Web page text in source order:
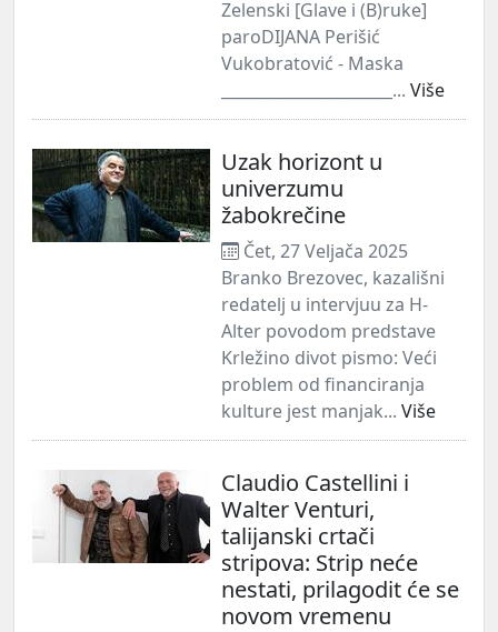
Zelenski [Glave i (B)ruke]
paroDIJANA Perišić
Vukobratović - Maska
______________________... Više
Uzak horizont u
univerzumu
žabokrečine
Čet, 27 Veljača 2025
Branko Brezovec, kazališni
redatelj u intervjuu za H-
Alter povodom predstave
Krležino divot pismo: Veći
problem od financiranja
kulture jest manjak... Više
Claudio Castellini i
Walter Venturi,
talijanski crtači
stripova: Strip neće
nestati, prilagodit će se
novom vremenu